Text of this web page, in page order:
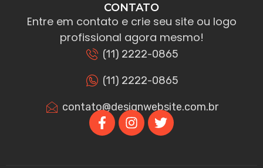
CONTATO
Entre em contato e crie seu site ou logo
profissional agora mesmo!
(11) 2222-0865
(11) 2222-0865
contato@designwebsite.com.br